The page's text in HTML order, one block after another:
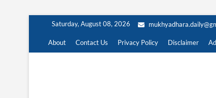
content
Saturday, August 08, 2026
About Contact Us Privacy Policy Disclaimer